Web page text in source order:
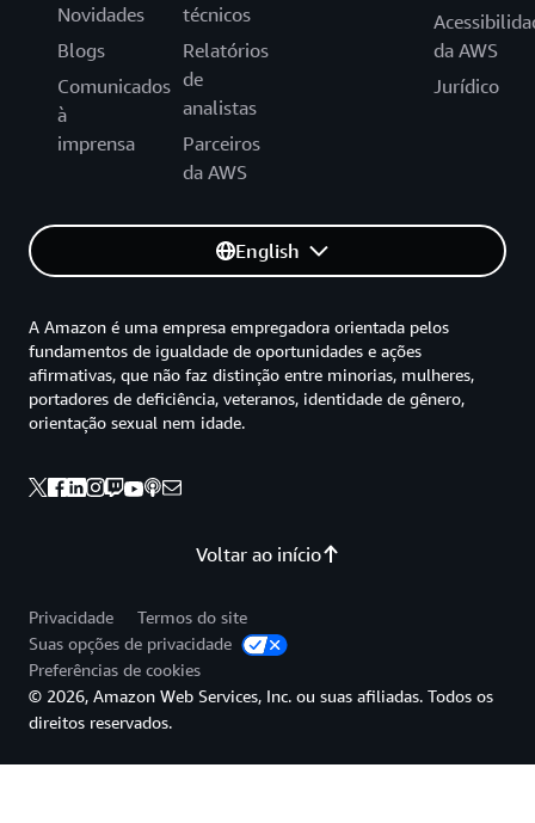
Novidades
Blogs
Comunicados
à
imprensa
técnicos
Relatórios
de
analistas
Parceiros
da AWS
da AWS
Jurídico
English
Voltar ao início
A Amazon é uma empresa empregadora orientada pelos
fundamentos de igualdade de oportunidades e ações
afirmativas, que não faz distinção entre minorias, mulheres,
portadores de deficiência, veteranos, identidade de gênero,
orientação sexual nem idade.
Privacidade
Termos do site
Suas opções de privacidade
Preferências de cookies
© 2026, Amazon Web Services, Inc. ou suas afiliadas. Todos os
direitos reservados.